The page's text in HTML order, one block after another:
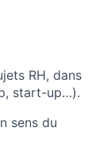
RH, dans
start-up…).
sens du